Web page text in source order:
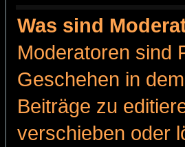
Was sind
Moderatoren sind
Geschehen in
Beiträge zu
verschieben oder